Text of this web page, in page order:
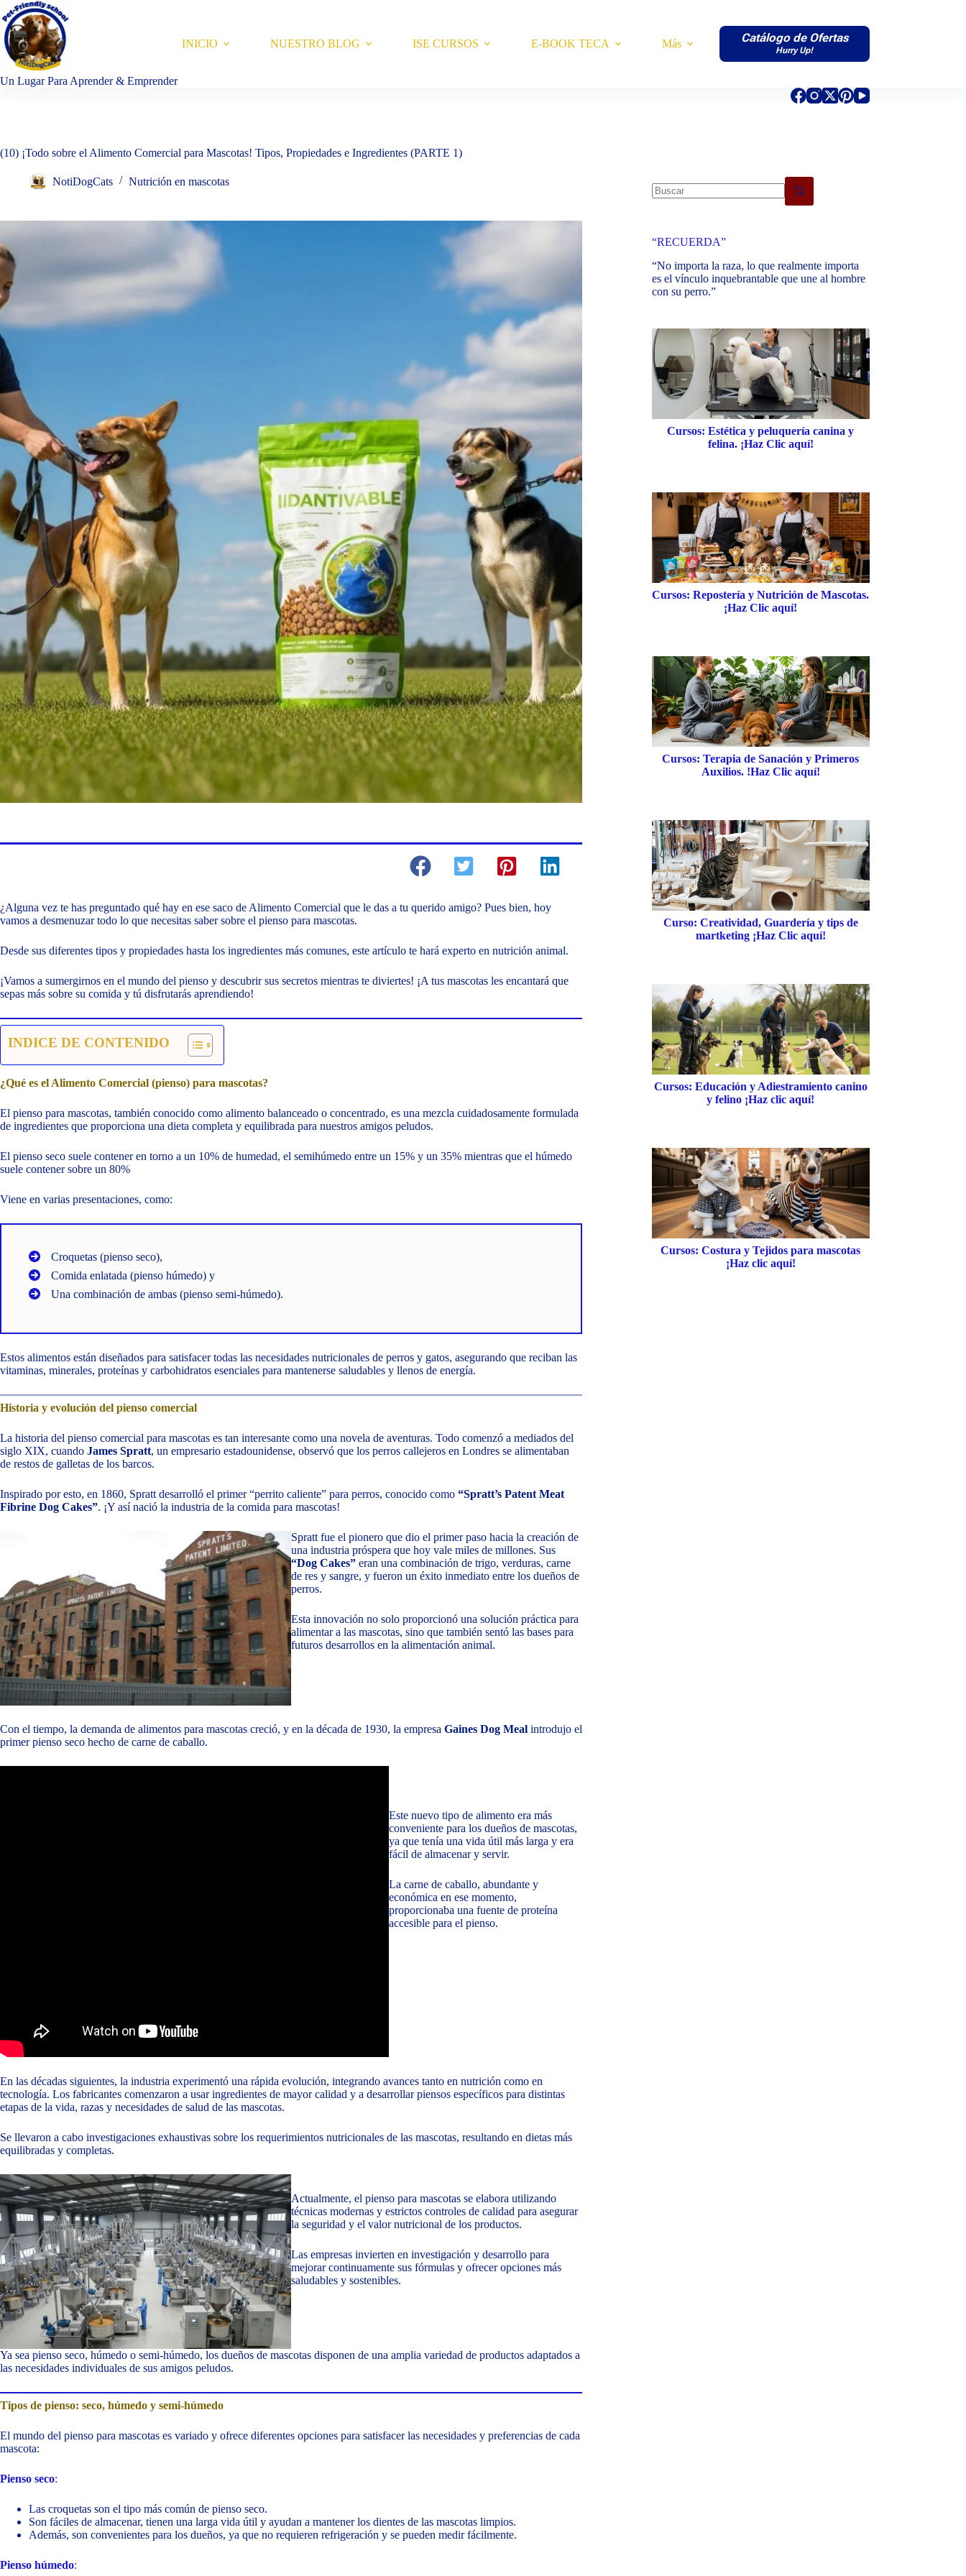
Saltar
al
contenido
Un Lugar Para Aprender & Emprender
INICIO NUESTRO BLOG ISE CURSOS E-BOOK TECA Más Catálogo de Ofertas
Hurry Up!
(10) ¡Todo sobre el Alimento Comercial para Mascotas! Tipos, Propiedades e Ingredientes (PARTE 1)
NotiDogCats Nutrición en mascotas
¿Alguna vez te has preguntado qué hay en ese saco de Alimento Comercial que le das a tu querido amigo? Pues bien, hoy
vamos a desmenuzar todo lo que necesitas saber sobre el pienso para mascotas.
Desde sus diferentes tipos y propiedades hasta los ingredientes más comunes, este artículo te hará experto en nutrición animal.
¡Vamos a sumergirnos en el mundo del pienso y descubrir sus secretos mientras te diviertes! ¡A tus mascotas les encantará que
sepas más sobre su comida y tú disfrutarás aprendiendo!
INDICE DE CONTENIDO
¿Qué es el Alimento Comercial (pienso) para mascotas?
El pienso para mascotas, también conocido como alimento balanceado o concentrado, es una mezcla cuidadosamente formulada
de ingredientes que proporciona una dieta completa y equilibrada para nuestros amigos peludos.
El pienso seco suele contener en torno a un 10% de humedad, el semihúmedo entre un 15% y un 35% mientras que el húmedo
suele contener sobre un 80%
Viene en varias presentaciones, como:
Croquetas (pienso seco),
Comida enlatada (pienso húmedo) y
Una combinación de ambas (pienso semi-húmedo).
Estos alimentos están diseñados para satisfacer todas las necesidades nutricionales de perros y gatos, asegurando que reciban las
vitaminas, minerales, proteínas y carbohidratos esenciales para mantenerse saludables y llenos de energía.
Historia y evolución del pienso comercial
La historia del pienso comercial para mascotas es tan interesante como una novela de aventuras. Todo comenzó a mediados del
siglo XIX, cuando James Spratt, un empresario estadounidense, observó que los perros callejeros en Londres se alimentaban
de restos de galletas de los barcos.
Inspirado por esto, en 1860, Spratt desarrolló el primer “perrito caliente” para perros, conocido como “Spratt’s Patent Meat
Fibrine Dog Cakes”. ¡Y así nació la industria de la comida para mascotas!
Spratt fue el pionero que dio el primer paso hacia la creación de
una industria próspera que hoy vale miles de millones. Sus
“Dog Cakes” eran una combinación de trigo, verduras, carne
de res y sangre, y fueron un éxito inmediato entre los dueños de
perros.
Esta innovación no solo proporcionó una solución práctica para
alimentar a las mascotas, sino que también sentó las bases para
futuros desarrollos en la alimentación animal.
Con el tiempo, la demanda de alimentos para mascotas creció, y en la década de 1930, la empresa Gaines Dog Meal introdujo el
primer pienso seco hecho de carne de caballo.
Este nuevo tipo de alimento era más
conveniente para los dueños de mascotas,
ya que tenía una vida útil más larga y era
fácil de almacenar y servir.
La carne de caballo, abundante y
económica en ese momento,
proporcionaba una fuente de proteína
accesible para el pienso.
En las décadas siguientes, la industria experimentó una rápida evolución, integrando avances tanto en nutrición como en
tecnología. Los fabricantes comenzaron a usar ingredientes de mayor calidad y a desarrollar piensos específicos para distintas
etapas de la vida, razas y necesidades de salud de las mascotas.
Se llevaron a cabo investigaciones exhaustivas sobre los requerimientos nutricionales de las mascotas, resultando en dietas más
equilibradas y completas.
Actualmente, el pienso para mascotas se elabora utilizando
técnicas modernas y estrictos controles de calidad para asegurar
la seguridad y el valor nutricional de los productos.
Las empresas invierten en investigación y desarrollo para
mejorar continuamente sus fórmulas y ofrecer opciones más
saludables y sostenibles.
Ya sea pienso seco, húmedo o semi-húmedo, los dueños de mascotas disponen de una amplia variedad de productos adaptados a
las necesidades individuales de sus amigos peludos.
Tipos de pienso: seco, húmedo y semi-húmedo
El mundo del pienso para mascotas es variado y ofrece diferentes opciones para satisfacer las necesidades y preferencias de cada
mascota:
Pienso seco:
Las croquetas son el tipo más común de pienso seco.
Son fáciles de almacenar, tienen una larga vida útil y ayudan a mantener los dientes de las mascotas limpios.
Además, son convenientes para los dueños, ya que no requieren refrigeración y se pueden medir fácilmente.
Pienso húmedo:
“RECUERDA”
“No importa la raza, lo que realmente importa
es el vínculo inquebrantable que une al hombre
con su perro.”
Cursos: Estética y peluquería canina y
felina. ¡Haz Clic aquí!
Cursos: Repostería y Nutrición de Mascotas.
¡Haz Clic aquí!
Cursos: Terapia de Sanación y Primeros
Auxilios. !Haz Clic aquí!
Curso: Creatividad, Guardería y tips de
martketing ¡Haz Clic aquí!
Cursos: Educación y Adiestramiento canino
y felino ¡Haz clic aquí!
Cursos: Costura y Tejidos para mascotas
¡Haz clic aquí!